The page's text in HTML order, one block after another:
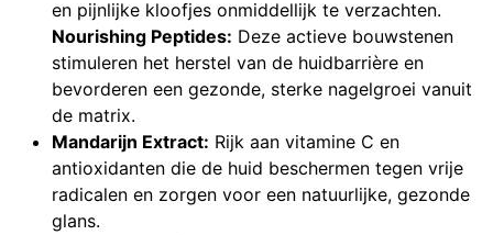
en pijnlijke kloofjes onmiddellijk te verzachten.
Nourishing Peptides: Deze actieve bouwstenen
stimuleren het herstel van de huidbarrière en
bevorderen een gezonde, sterke nagelgroei vanuit
de matrix.
Mandarijn Extract: Rijk aan vitamine C en
antioxidanten die de huid beschermen tegen vrije
radicalen en zorgen voor een natuurlijke, gezonde
glans.